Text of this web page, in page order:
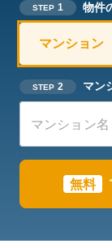
STEP 1 物件
マンション
STEP 2 マン
無料